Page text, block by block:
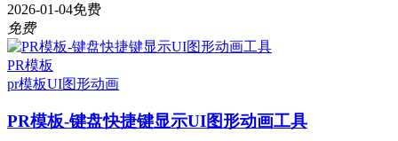
2026-01-04免费
免费
PR模板
pr模板UI图形动画
PR模板-键盘快捷键显示UI图形动画工具